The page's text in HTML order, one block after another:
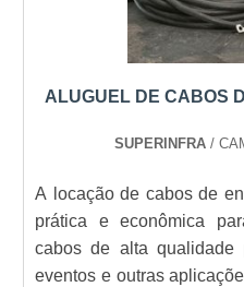
COMO É
DOS
especializados,
QUAIS SÃO AS
ALUGUEL
COMPRA DE
ALUGUEL DE CABOS
SUPERINFRA /
A locação de cabos de
prática e econômica
cabos de alta qualidade
eventos e outras